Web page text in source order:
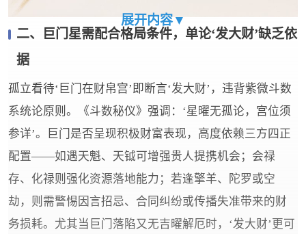
二、巨门星需配合格局条件，单论‘发大财’缺乏依
据
孤立看待‘巨门在财帛宫’即断言‘发大财’，违背紫微斗数
系统论原则。《斗数秘仪》强调：‘星曜无孤论，宫位须
参详’。巨门是否呈现积极财富表现，高度依赖三方四正
配置——如遇天魁、天钺可增强贵人提携机会；会禄
存、化禄则强化资源落地能力；若逢擎羊、陀罗或空
劫，则需警惕因言招忌、合同纠纷或传播失准带来的财
务损耗。尤其当巨门落陷又无吉曜解厄时，‘发大财’更可
展开内容▼